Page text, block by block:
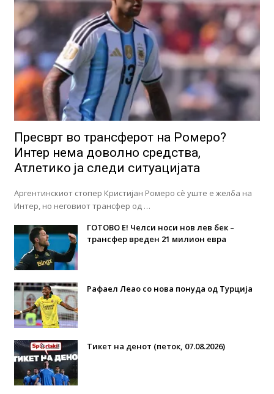
Пресврт во трансферот на Ромеро?
Интер нема доволно средства,
Атлетико ја следи ситуацијата
Аргентинскиот стопер Кристијан Ромеро сè уште е желба на
Интер, но неговиот трансфер од …
ГОТОВО Е! Челси носи нов лев бек –
трансфер вреден 21 милион евра
Рафаел Леао со нова понуда од Турција
Тикет на денот (петок, 07.08.2026)